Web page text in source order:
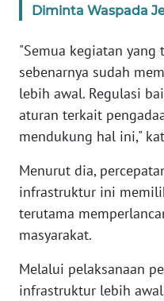
Diminta Waspada
"Semua kegiatan yang
sebenarnya sudah
lebih awal. Regulasi
aturan terkait
mendukung hal ini,"
Menurut dia,
infrastruktur ini
terutama
masyarakat.
Melalui pelaksanaan
infrastruktur lebih
Wahana
Regional
WN
SUMUT
JAKARTA
WN
JABAR
WN
BANTEN